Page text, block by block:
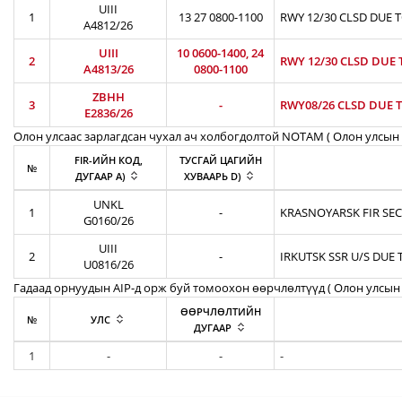
1
UIII
A4812/26
13 27 0800-1100 RWY 12/30 CLSD DUE
2
UIII
A4813/26
10 0600-1400, 24
0800-1100
RWY 12/30 CLSD DUE
3
ZBHH
E2836/26
-
RWY08/26 CLSD DUE
Олон улсаас зарлагдсан чухал ач холбогдолтой NOTAM ( Олон улсын
№
FIR-ИЙН КОД,
ДУГААР A)
ТУСГАЙ ЦАГИЙН
ХУВААРЬ D)
1
UNKL
G0160/26
- KRASNOYARSK FIR
2
UIII
U0816/26
-
IRKUTSK SSR U/S DUE
Гадаад орнуудын AIP-д орж буй томоохон өөрчлөлтүүд ( Олон улсын
№ УЛС
ӨӨРЧЛӨЛТИЙН
ДУГААР
1 - - -